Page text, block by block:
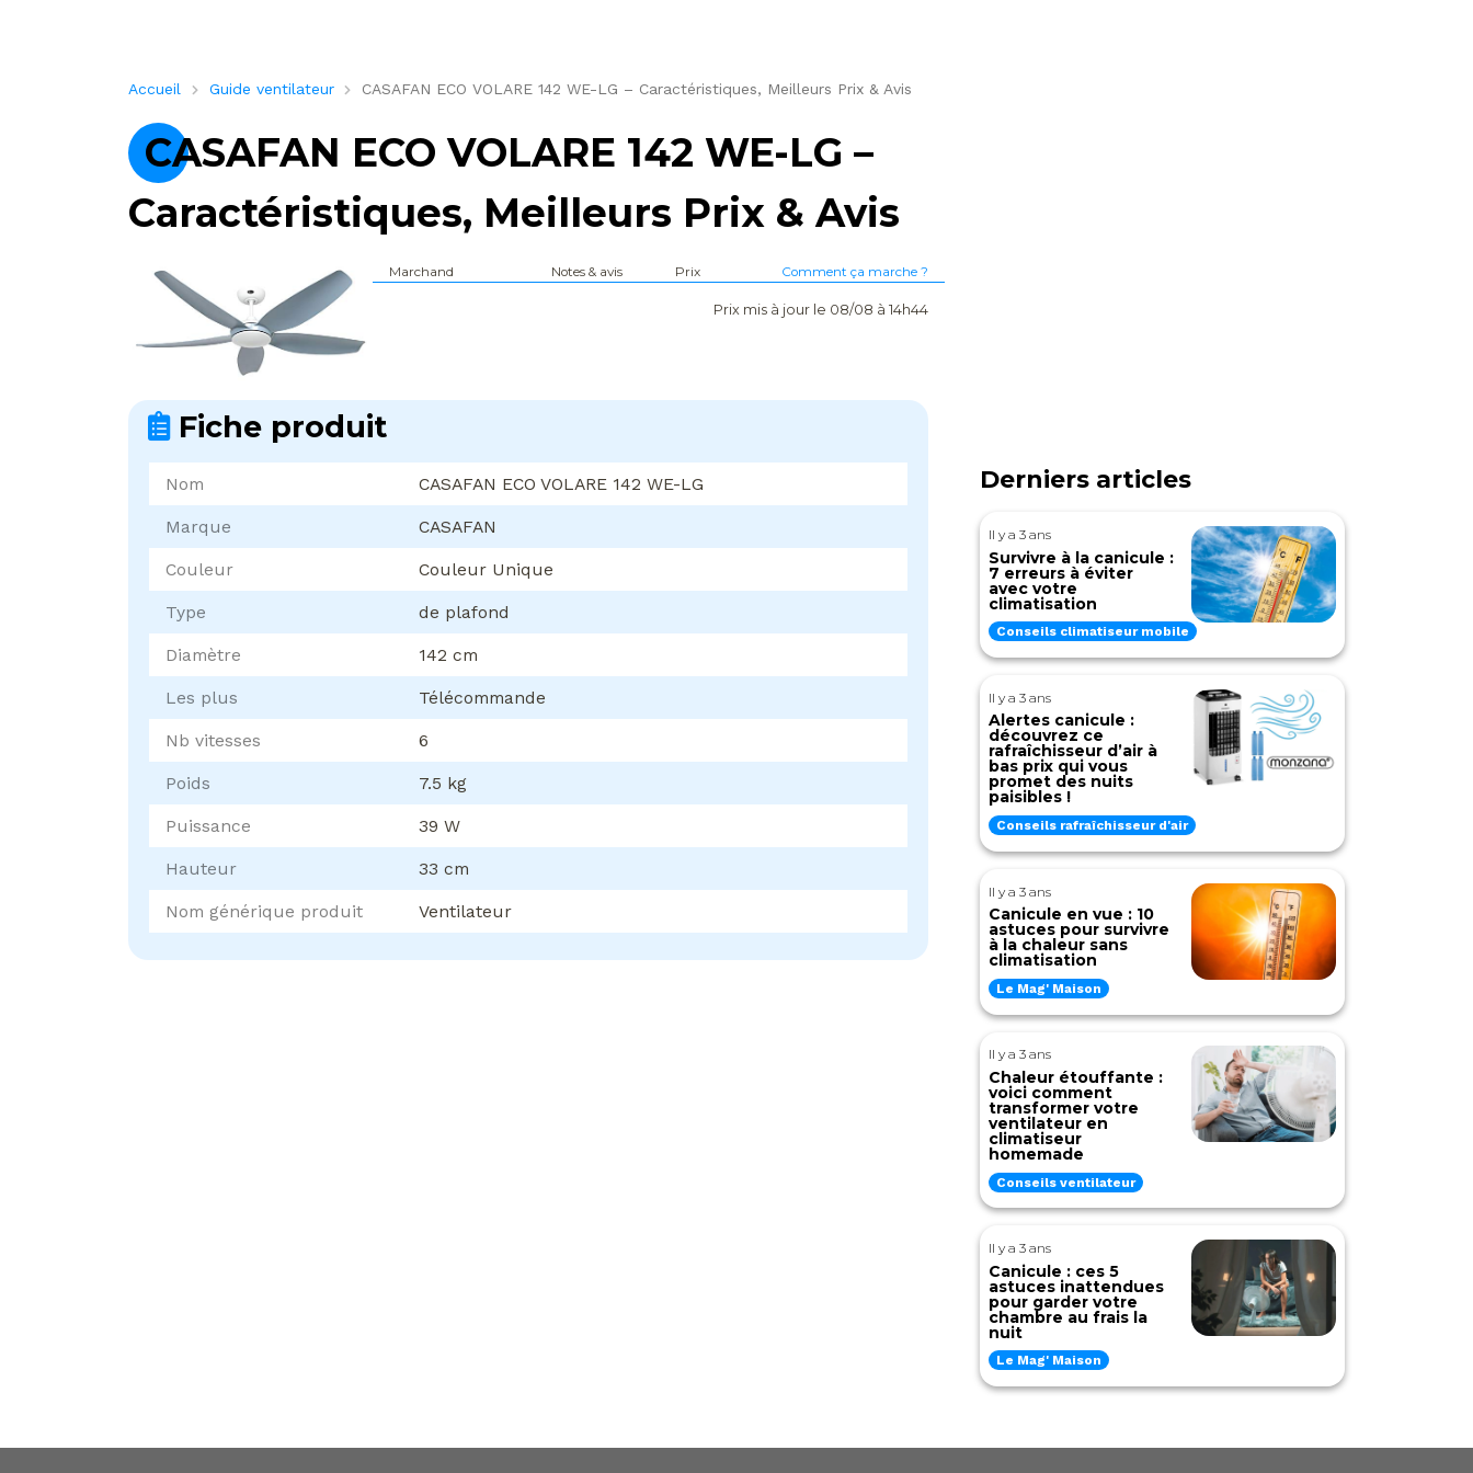
Accueil Guide ventilateur CASAFAN ECO VOLARE 142 WE-LG – Caractéristiques, Meilleurs Prix & Avis
CASAFAN ECO VOLARE 142 WE-LG –
Caractéristiques, Meilleurs Prix & Avis
Marchand Notes & avis Prix Comment ça marche ?
Prix mis à jour le 08/08 à 14h44
Fiche produit
Nom CASAFAN ECO VOLARE 142 WE-LG
Marque CASAFAN
Couleur Couleur Unique
Type de plafond
Diamètre 142 cm
Les plus Télécommande
Nb vitesses 6
Poids 7.5 kg
Puissance 39 W
Hauteur 33 cm
Nom générique produit Ventilateur
Derniers articles
Il y a 3 ans
Survivre à la canicule :
7 erreurs à éviter
avec votre
climatisation
Conseils climatiseur mobile
Il y a 3 ans
Alertes canicule :
découvrez ce
rafraîchisseur d’air à
bas prix qui vous
promet des nuits
paisibles !
Conseils rafraîchisseur d'air
Il y a 3 ans
Canicule en vue : 10
astuces pour survivre
à la chaleur sans
climatisation
Le Mag' Maison
Il y a 3 ans
Chaleur étouffante :
voici comment
transformer votre
ventilateur en
climatiseur
homemade
Conseils ventilateur
Il y a 3 ans
Canicule : ces 5
astuces inattendues
pour garder votre
chambre au frais la
nuit
Le Mag' Maison